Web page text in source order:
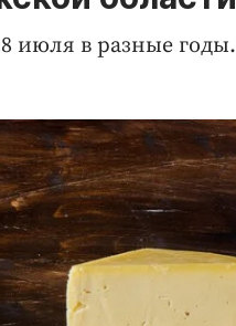
июля в разные годы.